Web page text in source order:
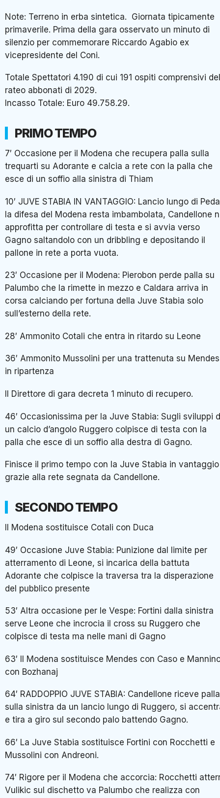
Note: Terreno in erba sintetica. Giornata tipicamente
primaverile. Prima della gara osservato un minuto di
silenzio per commemorare Riccardo Agabio ex
vicepresidente del Coni.
Totale Spettatori 4.190 di cui 191 ospiti comprensivi del
rateo abbonati di 2029.
Incasso Totale: Euro 49.758.29.
PRIMO TEMPO
7′ Occasione per il Modena che recupera palla sulla
trequarti su Adorante e calcia a rete con la palla che
esce di un soffio alla sinistra di Thiam
10′ JUVE STABIA IN VANTAGGIO: Lancio lungo di
la difesa del Modena resta imbambolata, Candellone
approfitta per controllare di testa e si avvia verso
Gagno saltandolo con un dribbling e depositando il
pallone in rete a porta vuota.
23′ Occasione per il Modena: Pierobon perde palla su
Palumbo che la rimette in mezzo e Caldara arriva in
corsa calciando per fortuna della Juve Stabia solo
sull’esterno della rete.
28′ Ammonito Cotali che entra in ritardo su Leone
36′ Ammonito Mussolini per una trattenuta su Mendes
in ripartenza
Il Direttore di gara decreta 1 minuto di recupero.
46′ Occasionissima per la Juve Stabia: Sugli sviluppi
un calcio d’angolo Ruggero colpisce di testa con la
palla che esce di un soffio alla destra di Gagno.
Finisce il primo tempo con la Juve Stabia in vantaggio
grazie alla rete segnata da Candellone.
SECONDO TEMPO
Il Modena sostituisce Cotali con Duca
49′ Occasione Juve Stabia: Punizione dal limite per
atterramento di Leone, si incarica della battuta
Adorante che colpisce la traversa tra la disperazione
del pubblico presente
53′ Altra occasione per le Vespe: Fortini dalla sinistra
serve Leone che incrocia il cross su Ruggero che
colpisce di testa ma nelle mani di Gagno
63′ Il Modena sostituisce Mendes con Caso e
con Bozhanaj
64′ RADDOPPIO JUVE STABIA: Candellone riceve palla
sulla sinistra da un lancio lungo di Ruggero, si
e tira a giro sul secondo palo battendo Gagno.
66′ La Juve Stabia sostituisce Fortini con Rocchetti e
Mussolini con Andreoni.
74′ Rigore per il Modena che accorcia: Rocchetti
Vulikic sul dischetto va Palumbo che realizza con